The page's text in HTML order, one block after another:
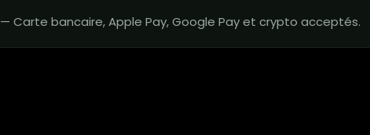
— Carte bancaire, Apple Pay, Google Pay et crypto acceptés.